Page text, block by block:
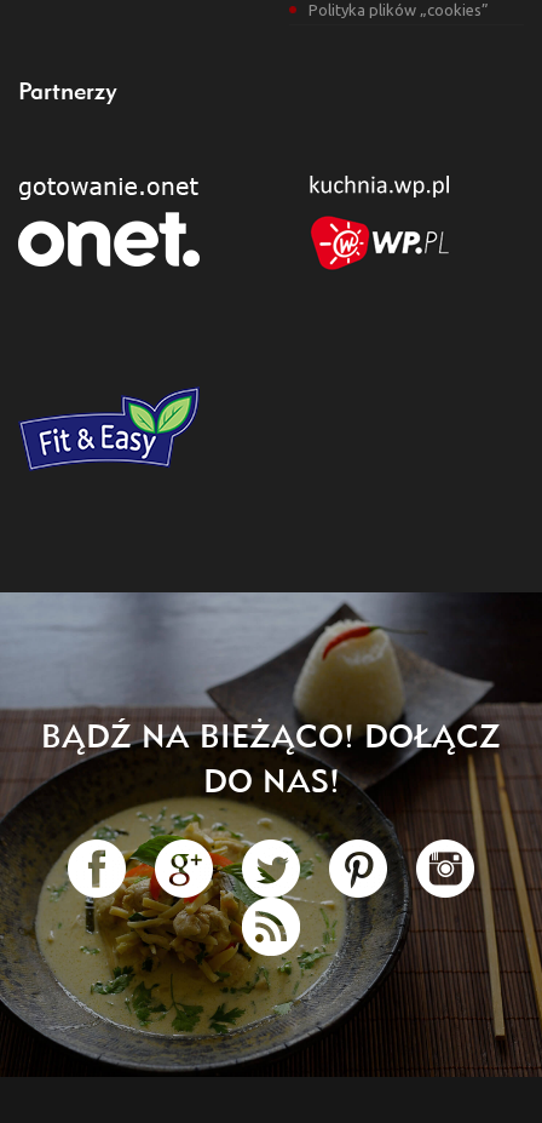
Polityka plików „cookies”
Partnerzy
BĄDŹ NA BIEŻĄCO! DOŁĄCZ
DO NAS!